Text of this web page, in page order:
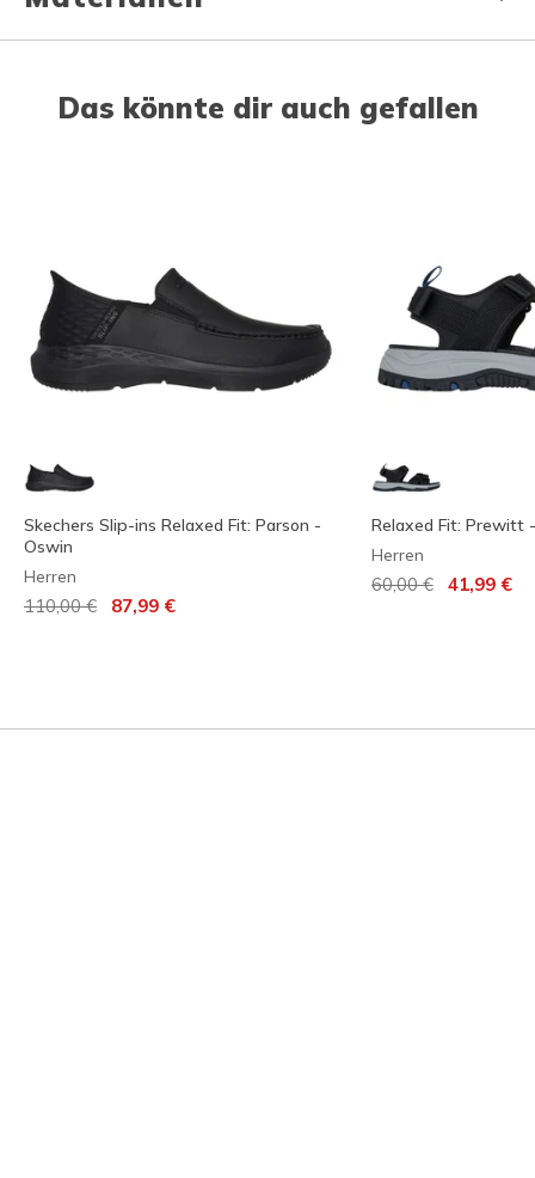
Das könnte dir auch gefallen
Skechers Slip-ins Relaxed Fit: Parson -
Oswin
Herren
Reduziert von
110,00 € auf
87,99 €
Relaxed Fit: Prewitt
Herren
Reduziert von
60,00 €auf41,99 €